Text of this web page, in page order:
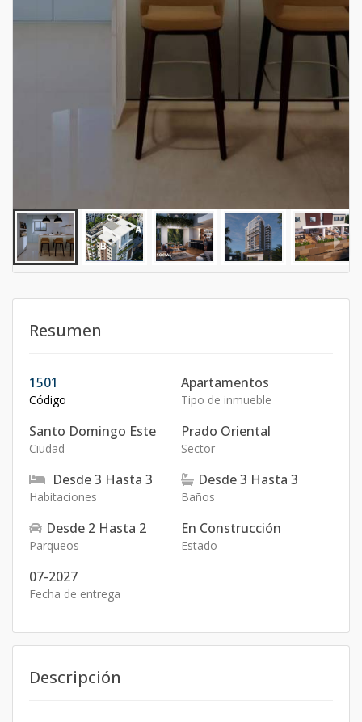
Resumen
1501
Código
Apartamentos
Tipo de inmueble
Santo Domingo Este
Ciudad
Prado Oriental
Sector
Desde3 Hasta 3
Habitaciones
Desde3 Hasta 3
Baños
Desde 2 Hasta 2
Parqueos
En Construcción
Estado
07-2027
Fecha de entrega
Descripción